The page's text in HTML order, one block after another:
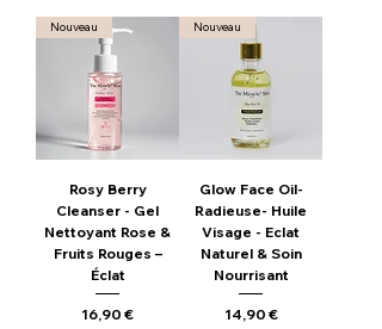
Nouveau
Rosy Berry
Cleanser - Gel
Nettoyant Rose &
Fruits Rouges –
Éclat
Prix
16,90 €
Nouveau
Glow Face Oil-
Radieuse- Huile
Visage - Eclat
Naturel & Soin
Nourrisant
Prix
14,90 €